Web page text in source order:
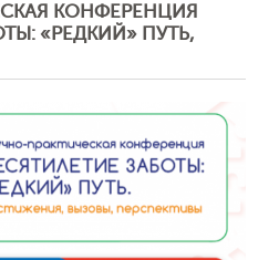
КОНФЕРЕНЦИЯ
«РЕДКИЙ» ПУТЬ,